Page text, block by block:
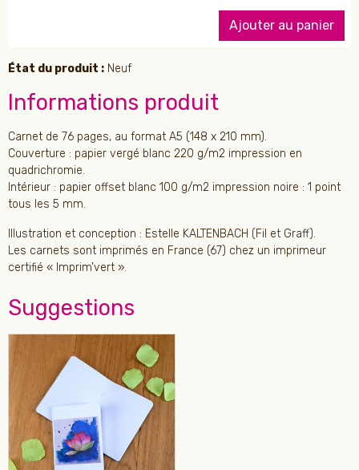
Ajouter au panier
État du produit : Neuf
Informations produit
Carnet de 76 pages, au format A5 (148 x 210 mm).
Couverture : papier vergé blanc 220 g/m2 impression en
quadrichromie.
Intérieur : papier offset blanc 100 g/m2 impression noire : 1 point
tous les 5 mm.
Illustration et conception : Estelle KALTENBACH (Fil et Graff).
Les carnets sont imprimés en France (67) chez un imprimeur
certifié « Imprim’vert ».
Suggestions